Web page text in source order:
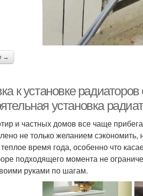
→
к установке
установка
и частных домов все чаще
не только желанием
время года, особенно что
подходящего момента не
руками по шагам.